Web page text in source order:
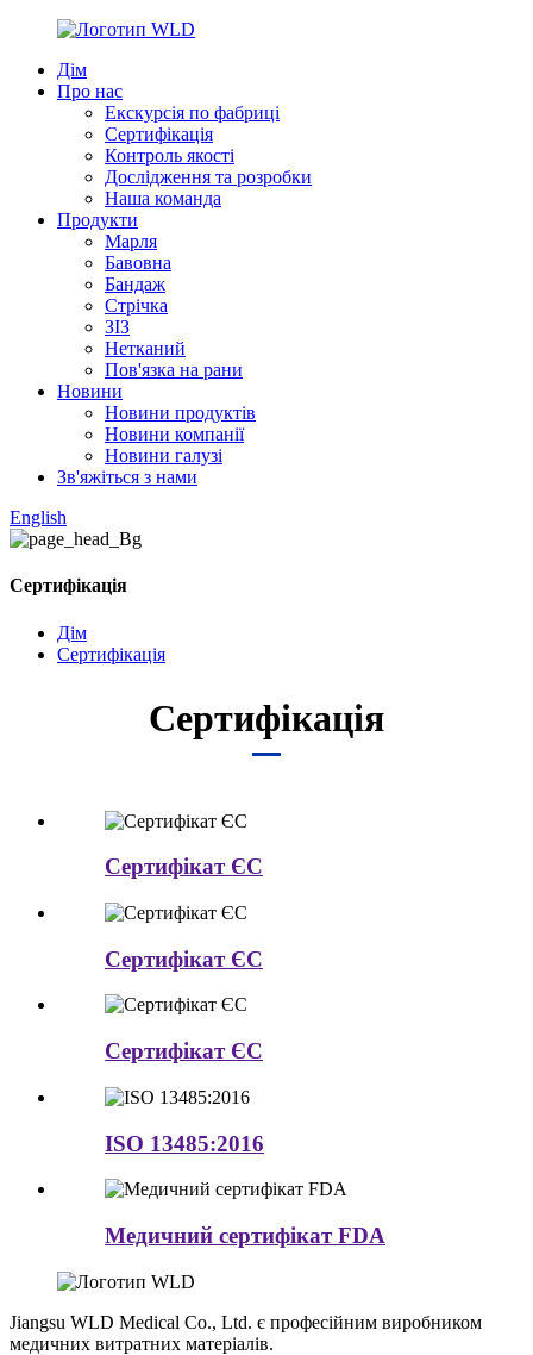
Дім
Про нас
Екскурсія по фабриці
Сертифікація
Контроль якості
Дослідження та розробки
Наша команда
Продукти
Марля
Бавовна
Бандаж
Стрічка
ЗІЗ
Нетканий
Пов'язка на рани
Новини
Новини продуктів
Новини компанії
Новини галузі
Зв'яжіться з нами
English
Сертифікація
Дім
Сертифікація
Сертифікація
Сертифікат ЄС
Сертифікат ЄС
Сертифікат ЄС
ISO 13485:2016
Медичний сертифікат FDA
Jiangsu WLD Medical Co., Ltd. є професійним виробником
медичних витратних матеріалів.